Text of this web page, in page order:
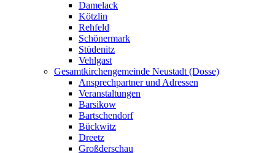
Damelack
Kötzlin
Rehfeld
Schönermark
Stüdenitz
Vehlgast
Gesamtkirchengemeinde Neustadt (Dosse)
Ansprechpartner und Adressen
Veranstaltungen
Barsikow
Bartschendorf
Bückwitz
Dreetz
Großderschau